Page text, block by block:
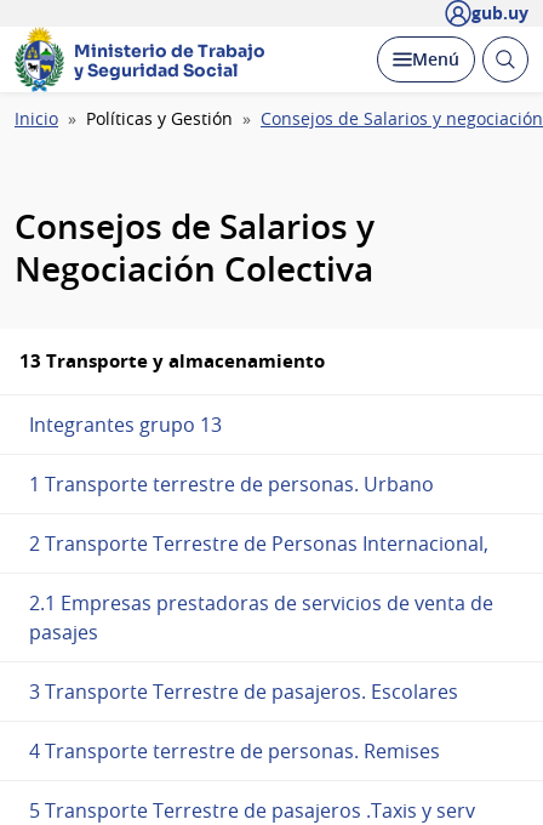
gub.uy
Ministerio de Trabajo
y Seguridad Social
Desplegar
Menú Abrir
Ruta
Inicio Políticas y Gestión Consejos de Salarios y
Consejos de Salarios y
Negociación Colectiva
13 Transporte y almacenamiento
Integrantes grupo 13
1 Transporte terrestre de personas. Urbano
2 Transporte Terrestre de Personas Internacional,
2.1 Empresas prestadoras de servicios de venta de
pasajes
3 Transporte Terrestre de pasajeros. Escolares
4 Transporte terrestre de personas. Remises
5 Transporte Terrestre de pasajeros .Taxis y serv